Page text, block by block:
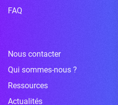
FAQ
Nous contacter
Qui sommes-nous ?
Ressources
Actualités